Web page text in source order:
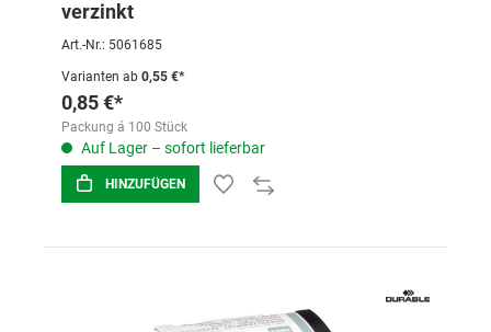
verzinkt
Art.-Nr.: 5061685
Varianten ab 0,55 €*
0,85 €*
Packung á 100 Stück
Auf Lager – sofort lieferbar
HINZUFÜGEN